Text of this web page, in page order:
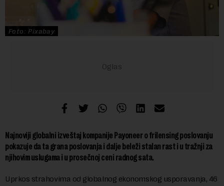
Foto: Pixabay
Najnoviji globalni izveštaj kompanije Payoneer o frilensing poslovanju
pokazuje da ta grana poslovanja i dalje beleži stalan rast i u tražnji za
njihovim uslugama i u prosečnoj ceni radnog sata.
Uprkos strahovima od globalnog ekonomskog usporavanja, 46